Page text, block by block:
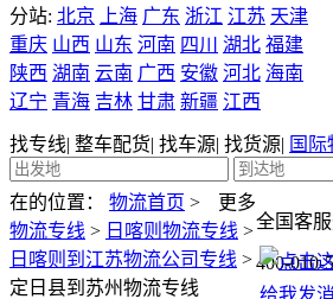
找专线| 整车配货| 找车源| 找货源| 国际
全国客
400-010-
分站: 北京 上海 广东 浙江 江苏 天津
重庆 山西 山东 河南 四川 湖北 福建
陕西 湖南 云南 广西 安徽 河北 海南
辽宁 青海 吉林 甘肃 新疆 江西
更多
在的位置：
物流首页 >
物流专线 > 日喀则物流专线 >
日喀则到江苏物流公司专线 >
定日县到苏州物流专线